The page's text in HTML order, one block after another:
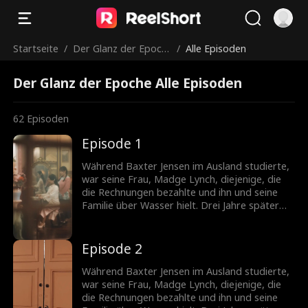
Startseite / Der Glanz der Epoch
/ Alle Episoden
Der Glanz der Epoche Alle Episoden
62 Episoden
Episode 1
Während Baxter Jensen im Ausland studierte,
war seine Frau, Madge Lynch, diejenige, die
die Rechnungen bezahlte und ihn und seine
Familie über Wasser hielt. Drei Jahre später
stilvolle Frau namens Ruby Medina mit nach
Hause. Er sagte Madge, dass Ruby eine
Militärausbilderin und eine hervorragende
Schützin sei, viel besser als eine erbärmliche
Hausfrau. Am Boden zerstört ließ sich Madge
Episode 2
Während Baxter Jensen im Ausland studierte,
war seine Frau, Madge Lynch, diejenige, die
die Rechnungen bezahlte und ihn und seine